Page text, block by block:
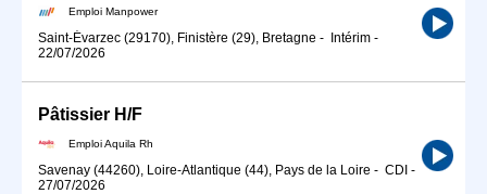
Emploi Manpower
Saint-Évarzec (29170), Finistère (29), Bretagne - Intérim -
22/07/2026
Pâtissier H/F
Emploi Aquila Rh
Savenay (44260), Loire-Atlantique (44), Pays de la Loire - CDI -
27/07/2026